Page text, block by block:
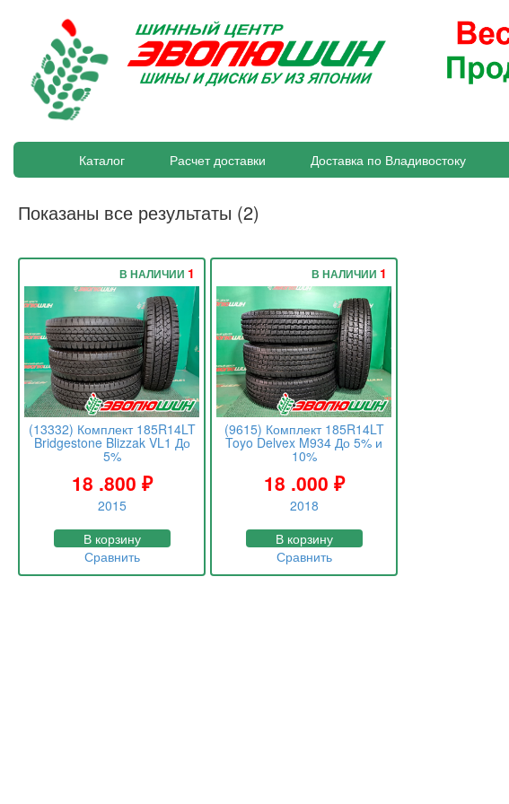
Каталог Расчет доставки Доставка по Владивостоку
Показаны все результаты (2)
(13332) Комплект 185R14LT
Bridgestone Blizzak VL1 До
5%
18 .800 ₽
2015
В НАЛИЧИИ 1
В корзину
Сравнить
(9615) Комплект 185R14LT
Toyo Delvex M934 До 5% и
10%
18 .000 ₽
2018
В НАЛИЧИИ 1
В корзину
Сравнить